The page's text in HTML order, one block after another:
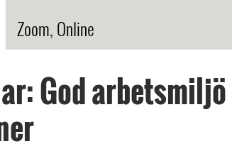
Zoom, Online
God